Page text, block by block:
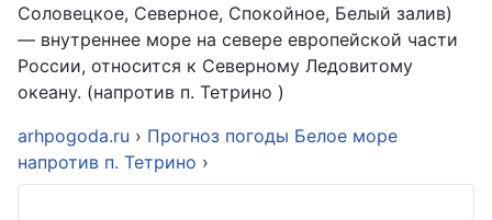
Соловецкое, Северное, Спокойное, Белый залив)
— внутреннее море на севере европейской части
России, относится к Северному Ледовитому
океану. (напротив п. Тетрино )
arhpogoda.ru › Прогноз погоды Белое море
напротив п. Тетрино ›